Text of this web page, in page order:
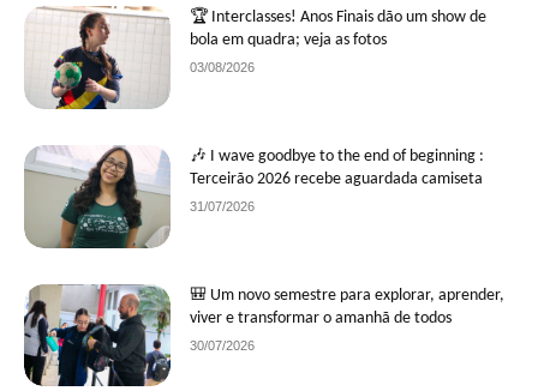
🏆 Interclasses! Anos Finais dão um show de
bola em quadra; veja as fotos
03/08/2026
🎶 I wave goodbye to the end of beginning :
Terceirão 2026 recebe aguardada camiseta
31/07/2026
🎒 Um novo semestre para explorar, aprender,
viver e transformar o amanhã de todos
30/07/2026